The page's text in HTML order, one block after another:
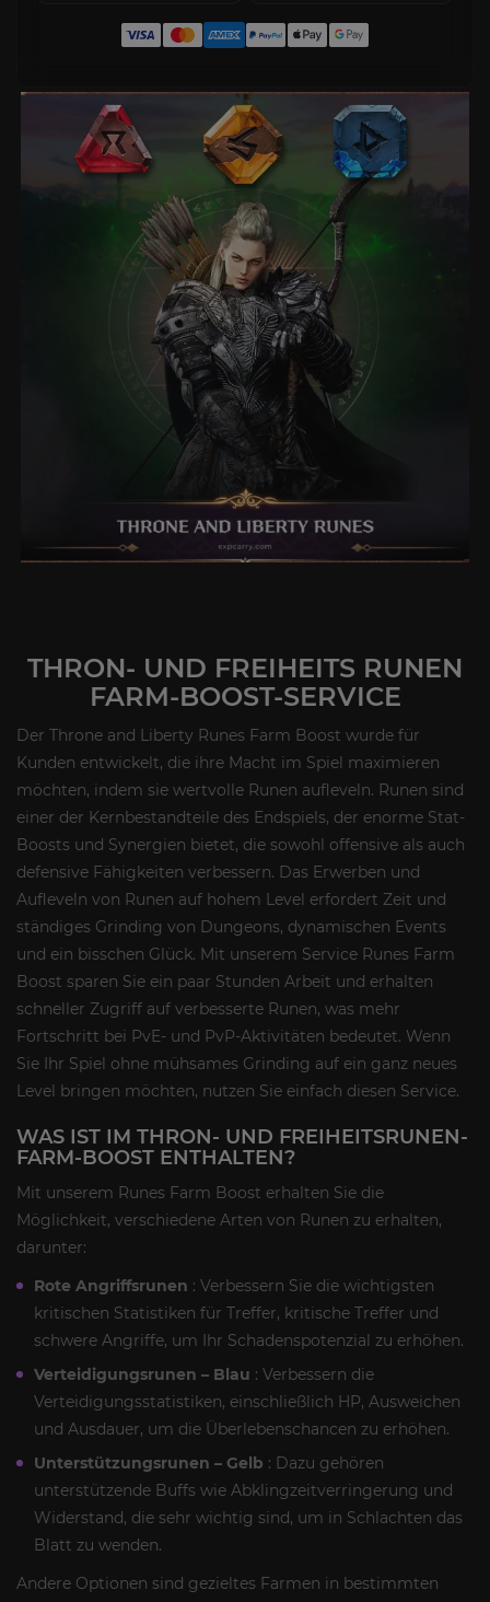
THRON- UND FREIHEITS RUNEN
FARM-BOOST-SERVICE
Der Throne and Liberty Runes Farm Boost wurde für
Kunden entwickelt, die ihre Macht im Spiel maximieren
möchten, indem sie wertvolle Runen aufleveln. Runen sind
einer der Kernbestandteile des Endspiels, der enorme Stat-
Boosts und Synergien bietet, die sowohl offensive als auch
defensive Fähigkeiten verbessern. Das Erwerben und
Aufleveln von Runen auf hohem Level erfordert Zeit und
ständiges Grinding von Dungeons, dynamischen Events
und ein bisschen Glück. Mit unserem Service Runes Farm
Boost sparen Sie ein paar Stunden Arbeit und erhalten
schneller Zugriff auf verbesserte Runen, was mehr
Fortschritt bei PvE- und PvP-Aktivitäten bedeutet. Wenn
Sie Ihr Spiel ohne mühsames Grinding auf ein ganz neues
Level bringen möchten, nutzen Sie einfach diesen Service.
WAS IST IM THRON- UND FREIHEITSRUNEN-
FARM-BOOST ENTHALTEN?
Mit unserem Runes Farm Boost erhalten Sie die
Möglichkeit, verschiedene Arten von Runen zu erhalten,
darunter:
Rote Angriffsrunen : Verbessern Sie die wichtigsten
kritischen Statistiken für Treffer, kritische Treffer und
schwere Angriffe, um Ihr Schadenspotenzial zu erhöhen.
Verteidigungsrunen – Blau : Verbessern die
Verteidigungsstatistiken, einschließlich HP, Ausweichen
und Ausdauer, um die Überlebenschancen zu erhöhen.
Unterstützungsrunen – Gelb : Dazu gehören
unterstützende Buffs wie Abklingzeitverringerung und
Widerstand, die sehr wichtig sind, um in Schlachten das
Blatt zu wenden.
Andere Optionen sind gezieltes Farmen in bestimmten